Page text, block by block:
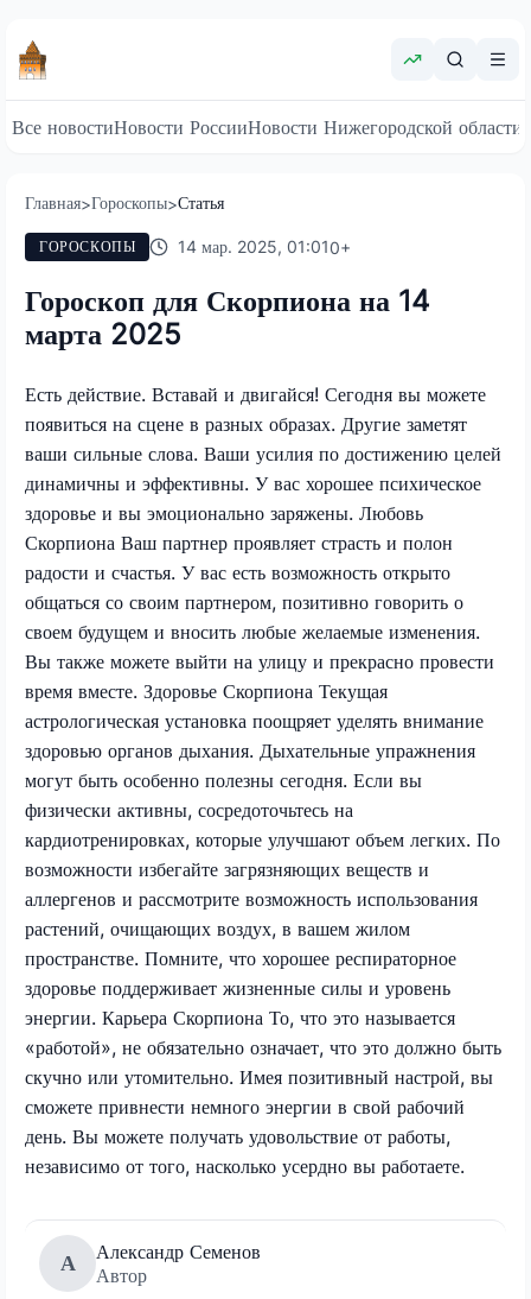
Все новостиНовости РоссииНовости Нижегородской области
Главная>Гороскопы>Статья
ГОРОСКОПЫ 14 мар. 2025, 01:010+
Гороскоп для Скорпиона на 14
марта 2025
Есть действие. Вставай и двигайся! Сегодня вы можете
появиться на сцене в разных образах. Другие заметят
ваши сильные слова. Ваши усилия по достижению целей
динамичны и эффективны. У вас хорошее психическое
здоровье и вы эмоционально заряжены. Любовь
Скорпиона Ваш партнер проявляет страсть и полон
радости и счастья. У вас есть возможность открыто
общаться со своим партнером, позитивно говорить о
своем будущем и вносить любые желаемые изменения.
Вы также можете выйти на улицу и прекрасно провести
время вместе. Здоровье Скорпиона Текущая
астрологическая установка поощряет уделять внимание
здоровью органов дыхания. Дыхательные упражнения
могут быть особенно полезны сегодня. Если вы
физически активны, сосредоточьтесь на
кардиотренировках, которые улучшают объем легких. По
возможности избегайте загрязняющих веществ и
аллергенов и рассмотрите возможность использования
растений, очищающих воздух, в вашем жилом
пространстве. Помните, что хорошее респираторное
здоровье поддерживает жизненные силы и уровень
энергии. Карьера Скорпиона То, что это называется
«работой», не обязательно означает, что это должно быть
скучно или утомительно. Имея позитивный настрой, вы
сможете привнести немного энергии в свой рабочий
день. Вы можете получать удовольствие от работы,
независимо от того, насколько усердно вы работаете.
А
Александр Семенов
Автор